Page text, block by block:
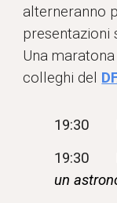
alterneranno
presentazioni
Una
colleghi del
19:30
19:30
un